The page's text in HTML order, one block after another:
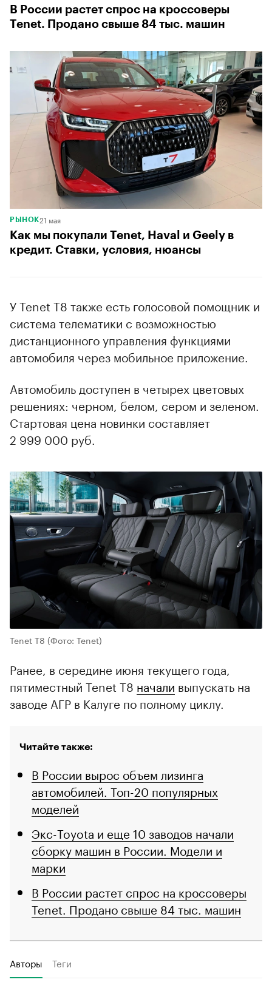
В России растет спрос на кроссоверы
Tenet. Продано свыше 84 тыс. машин
РЫНОК21 мая
Как мы покупали Tenet, Haval и Geely в
кредит. Ставки, условия, нюансы
У Tenet T8 также есть голосовой помощник и
система телематики с возможностью
дистанционного управления функциями
автомобиля через мобильное приложение.
Автомобиль доступен в четырех цветовых
решениях: черном, белом, сером и зеленом.
Стартовая цена новинки составляет
2 999 000 руб.
Tenet T8 (Фото: Tenet)
Ранее, в середине июня текущего года,
пятиместный Tenet T8 начали выпускать на
заводе АГР в Калуге по полному циклу.
Читайте также:
В России вырос объем лизинга
автомобилей. Топ-20 популярных
моделей
Экс-Toyota и еще 10 заводов начали
сборку машин в России. Модели и
марки
В России растет спрос на кроссоверы
Tenet. Продано свыше 84 тыс. машин
Авторы Теги